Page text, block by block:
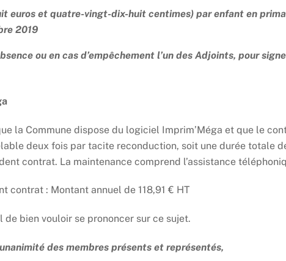
euros et quatre-vingt-dix-huit centimes) par enfant en
2019
ou en cas d’empêchement l’un des Adjoints, pour
la Commune dispose du logiciel Imprim’Méga et que le
deux fois par tacite reconduction, soit une durée totale
contrat. La maintenance comprend l’assistance
contrat : Montant annuel de 118,91 € HT
bien vouloir se prononcer sur ce sujet.
des membres présents et représentés,